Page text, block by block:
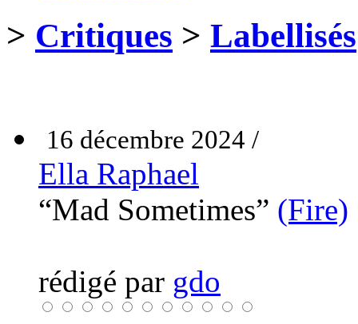
> Critiques > Labellisés
16 décembre 2024 /
Ella Raphael
“Mad Sometimes” (Fire)
rédigé par gdo